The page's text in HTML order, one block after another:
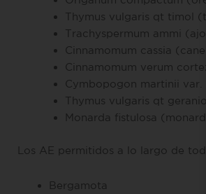
Thymus vulgaris qt timol
Trachyspermum ammi
Cinnamomum cassia
Cinnamomum verum
Cymbopogon martinii var.
Thymus vulgaris qt
Monarda fistulosa
Los AE permitidos a lo largo de
Bergamota